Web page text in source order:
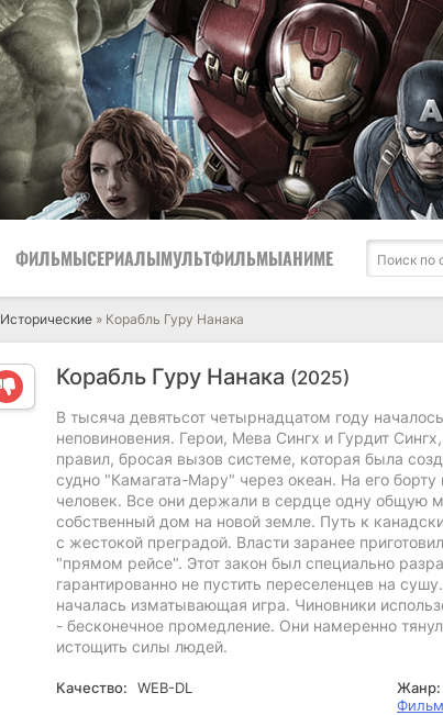
ФИЛЬМЫСЕРИАЛЫМУЛЬТФИЛЬМЫАНИМЕ
Исторические » Корабль Гуру Нанака
Корабль Гуру Нанака (2025)
В тысяча девятьсот четырнадцатом году
неповиновения. Герои, Мева Сингх и Гурдит
правил, бросая вызов системе, которая была
судно "Камагата-Мару" через океан. На его борту
человек. Все они держали в сердце одну общую
собственный дом на новой земле. Путь к
с жестокой преградой. Власти заранее
"прямом рейсе". Этот закон был специально
гарантированно не пустить переселенцев на
началась изматывающая игра. Чиновники
- бесконечное промедление. Они намеренно
истощить силы людей.
Качество: WEB-DL Жанр: